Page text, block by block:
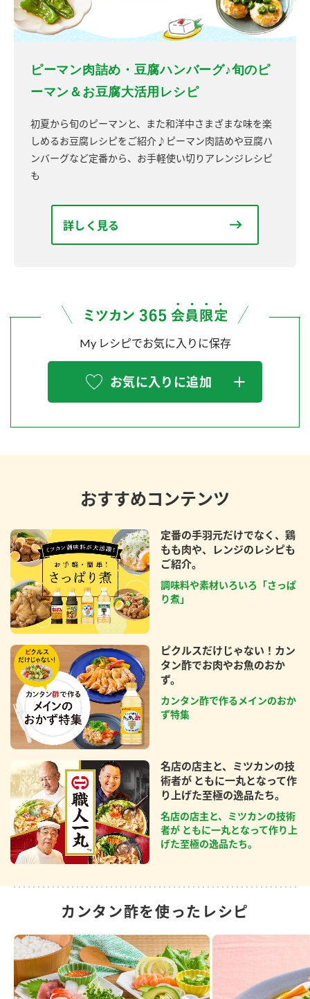
ピーマン肉詰め・豆腐ハンバーグ♪旬のピ
ーマン＆お豆腐大活用レシピ
初夏から旬のピーマンと、また和洋中さまざまな味を楽
しめるお豆腐レシピをご紹介♪ピーマン肉詰めや豆腐ハ
ンバーグなど定番から、お手軽使い切りアレンジレシピ
も
詳しく見る
My レシピでお気に入りに保存
お気に入りに追加
おすすめコンテンツ
定番の手羽元だけでなく、鶏
もも肉や、レンジのレシピも
ご紹介。
調味料や素材いろいろ「さっぱ
り煮」
ピクルスだけじゃない！カン
タン酢でお肉やお魚のおか
ず。
カンタン酢で作るメインのおか
ず特集
名店の店主と、ミツカンの技
術者が ともに一丸となって作
り上げた至極の逸品たち。
名店の店主と、ミツカンの技術
者が ともに一丸となって作り上
げた至極の逸品たち。
カンタン酢を使ったレシピ